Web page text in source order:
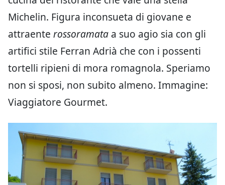
Michelin. Figura inconsueta di giovane e
attraente rossoramata a suo agio sia con gli
artifici stile Ferran Adrià che con i possenti
tortelli ripieni di mora romagnola. Speriamo
non si sposi, non subito almeno. Immagine:
Viaggiatore Gourmet.